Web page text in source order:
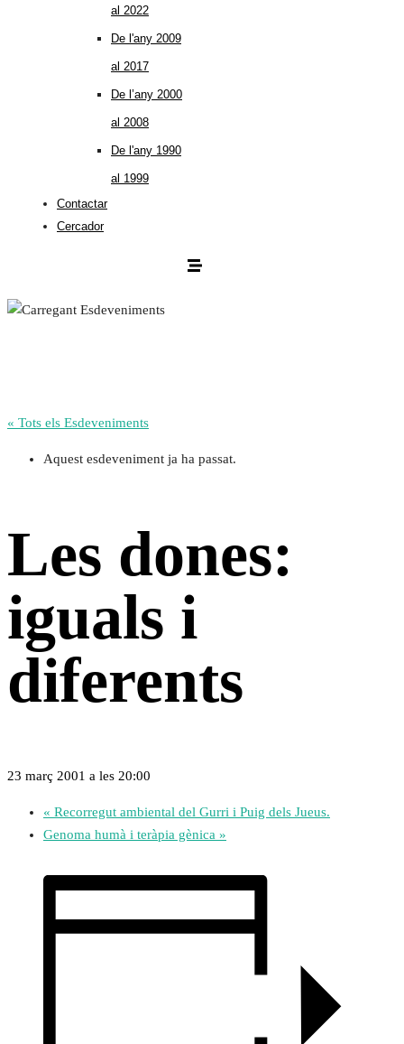
al 2022
De l'any 2009
al 2017
De l’any 2000
al 2008
De l'any 1990
al 1999
Contactar
Cercador
« Tots els Esdeveniments
Aquest esdeveniment ja ha passat.
Les dones:
iguals i
diferents
23 març 2001 a les 20:00
« Recorregut ambiental del Gurri i Puig dels Jueus.
Genoma humà i teràpia gènica »